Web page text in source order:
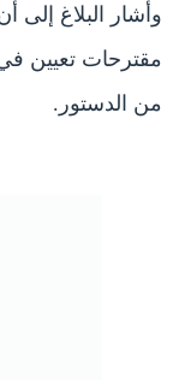
وأشار البلاغ
من الدستور.